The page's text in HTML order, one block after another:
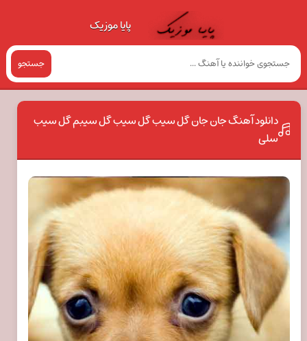
پایا موزیک
جستجو
دانلود آهنگ جان جان گل سیب گل سیب گل سیبم گل سیب
سلی